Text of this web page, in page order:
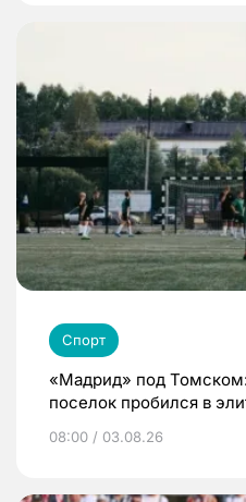
Спорт
«Мадрид» под
поселок пробился в
08:00 / 03.08.26